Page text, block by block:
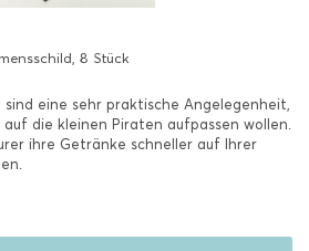
8 Stück
eine sehr praktische Angelegenheit,
die kleinen Piraten aufpassen wollen.
ihre Getränke schneller auf Ihrer